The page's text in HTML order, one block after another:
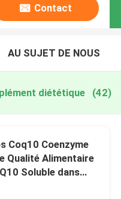
Contact
AU SUJET DE NOUS
diététique (42)
Coq10 Coenzyme
Qualité Alimentaire
Soluble dans